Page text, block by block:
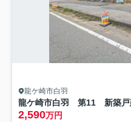
龍ケ崎市白羽
龍ケ崎市白羽 第11 新築
2,590万円